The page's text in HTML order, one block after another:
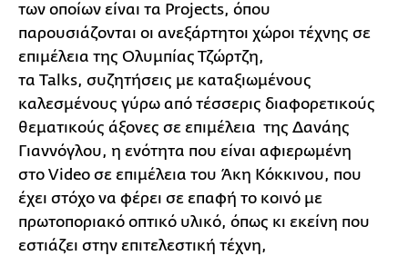
των οποίων είναι τα Projects, όπου
παρουσιάζονται οι ανεξάρτητοι χώροι τέχνης σε
επιμέλεια της Ολυμπίας Τζώρτζη,
τα Talks, συζητήσεις με καταξιωμένους
καλεσμένους γύρω από τέσσερις διαφορετικούς
θεματικούς άξονες σε επιμέλεια της Δανάης
Γιαννόγλου, η ενότητα που είναι αφιερωμένη
στο Video σε επιμέλεια του Άκη Κόκκινου, που
έχει στόχο να φέρει σε επαφή το κοινό με
πρωτοποριακό οπτικό υλικό, όπως κι εκείνη που
εστιάζει στην επιτελεστική τέχνη,